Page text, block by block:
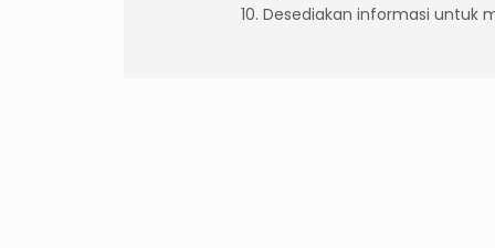
10. Desediakan informasi